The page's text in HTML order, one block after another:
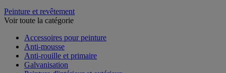
Peinture et revêtement
Voir toute la catégorie
Accessoires pour peinture
Anti-mousse
Anti-rouille et primaire
Galvanisation